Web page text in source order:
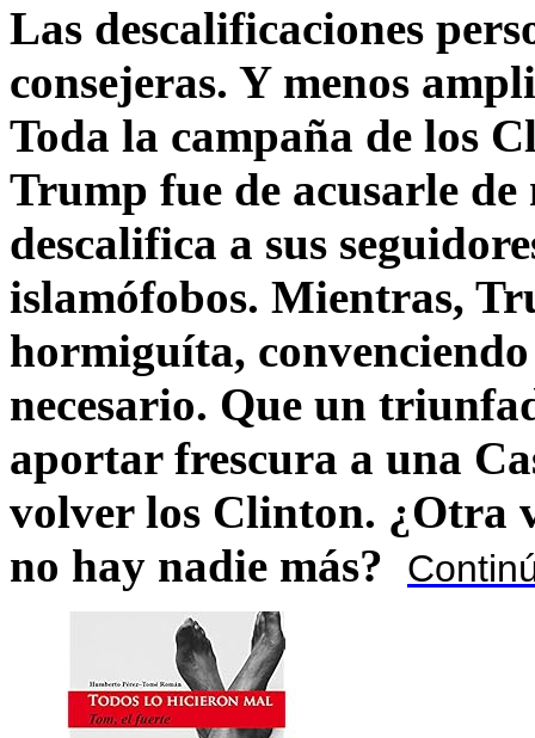
Las descalificaciones
consejeras. Y menos
Toda la campaña de los
Trump fue de acusarle
descalifica a sus
islamófobos. Mientras,
hormiguíta,
necesario. Que un
aportar frescura a una
volver los Clinton. ¿Otra
no hay nadie más?